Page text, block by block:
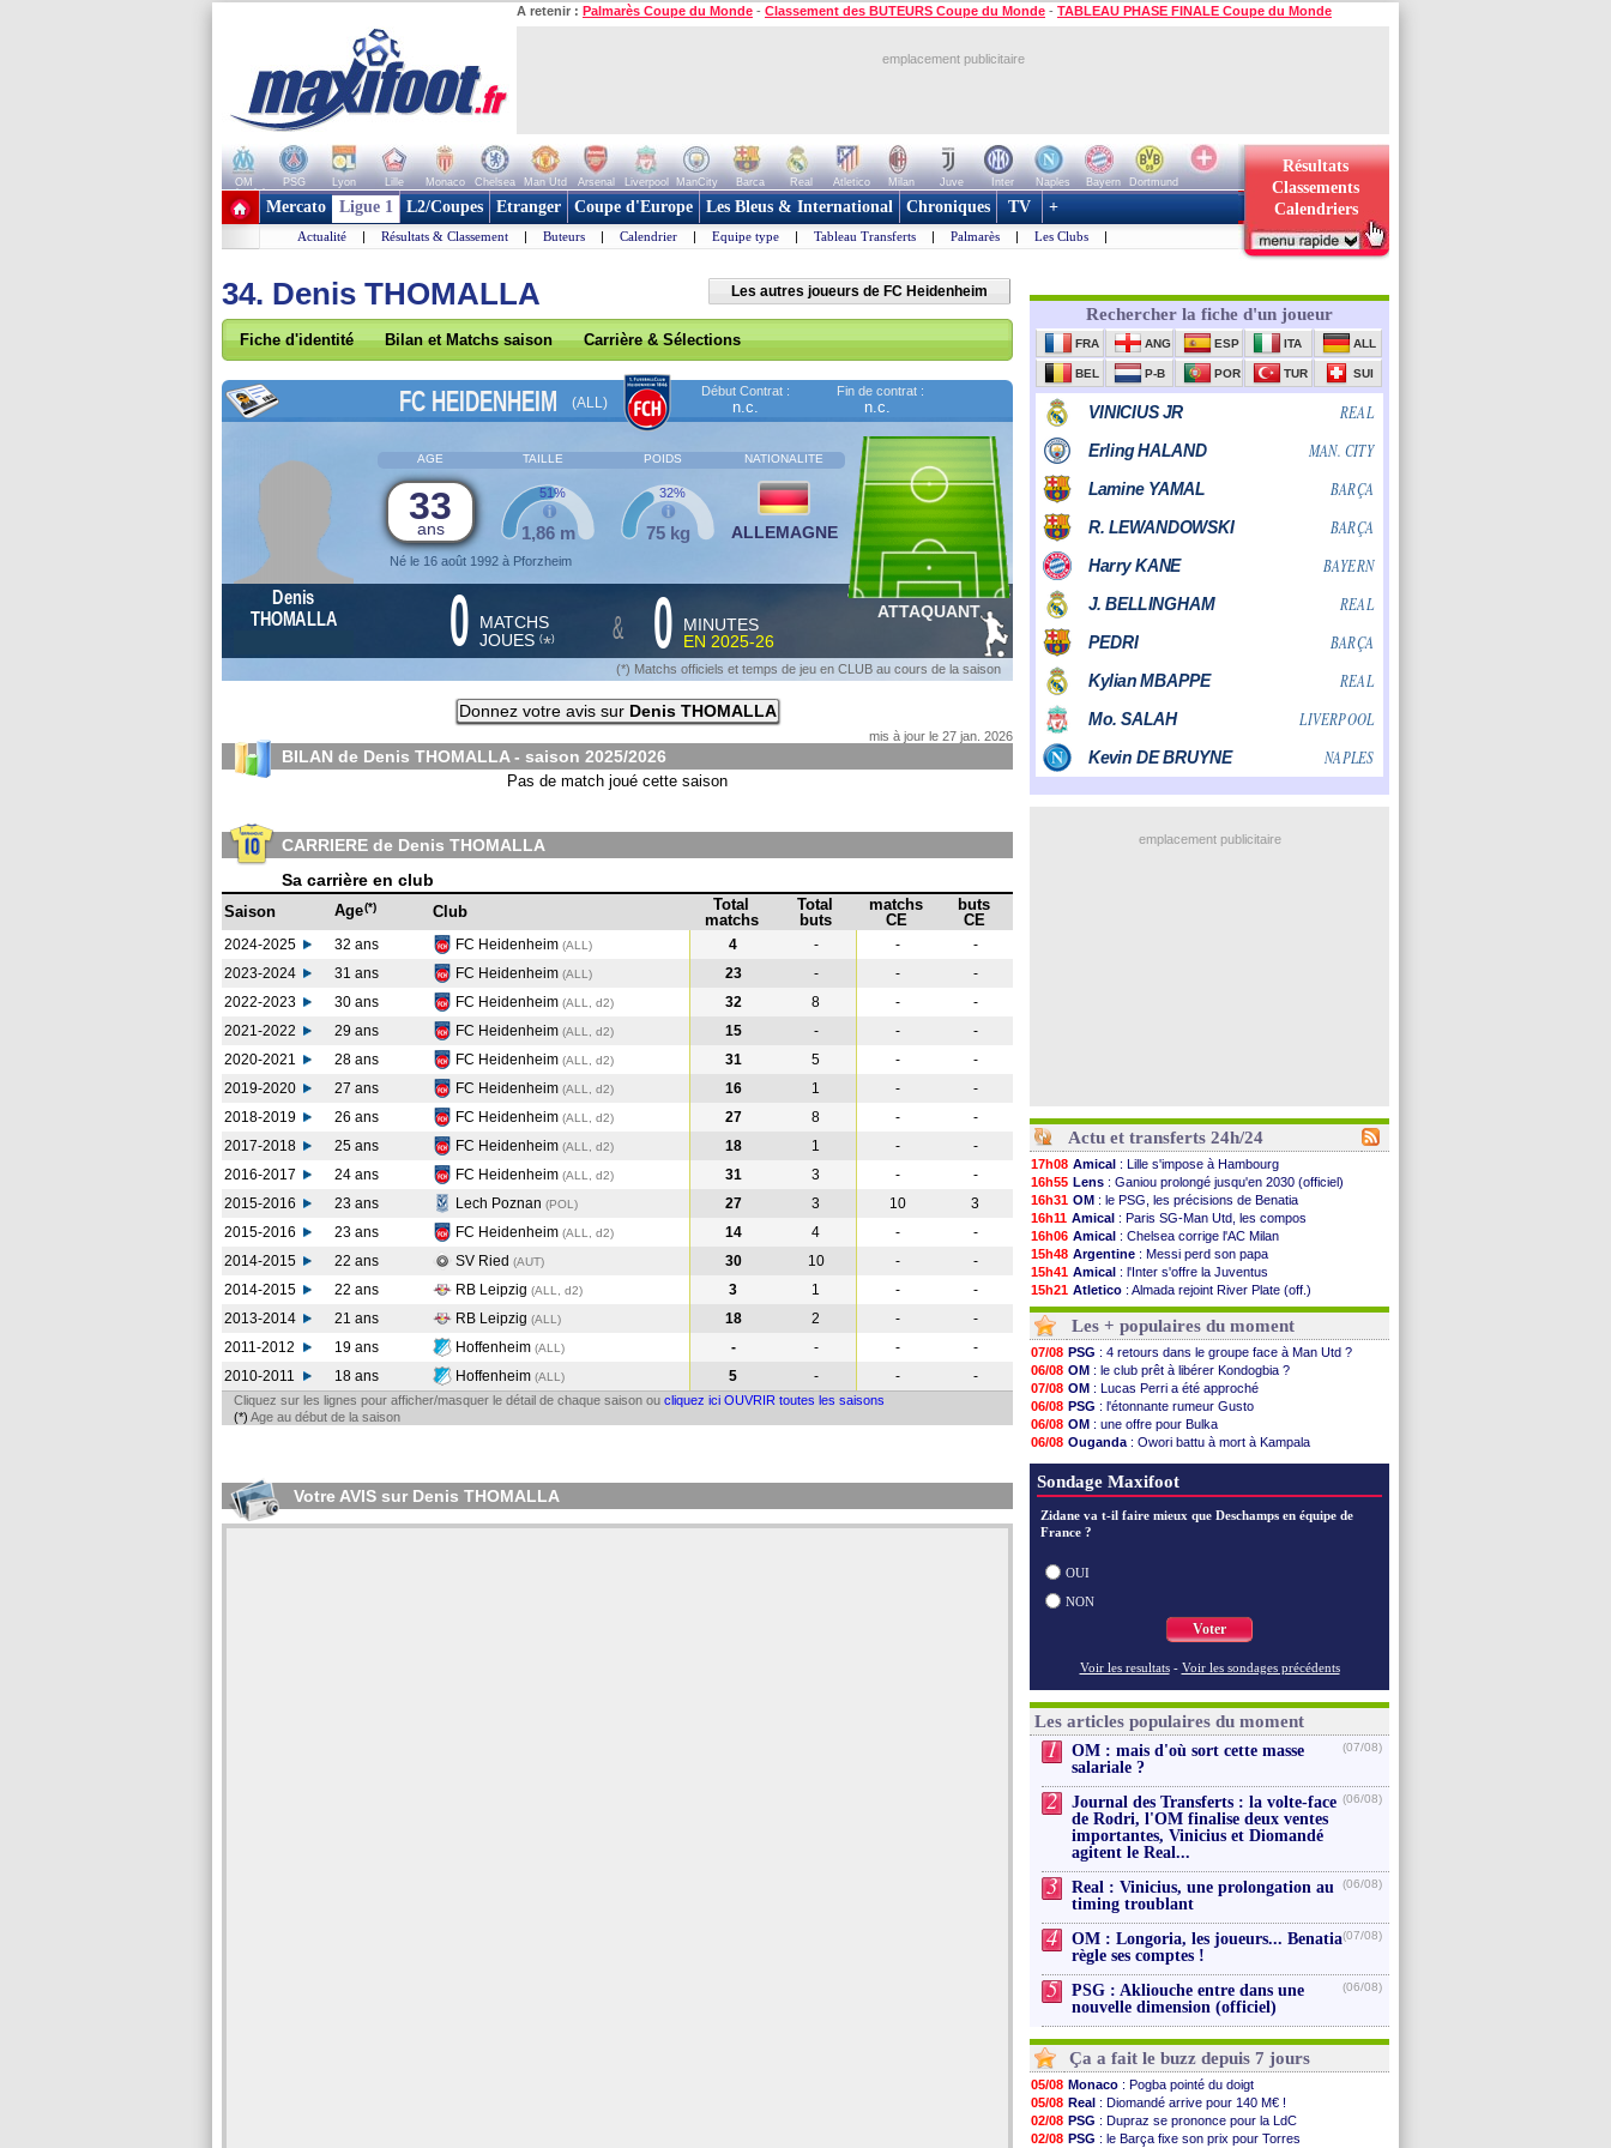
A retenir : Palmarès Coupe du Monde - Classement des BUTEURS Coupe du Monde - TABLEAU PHASE FINALE Coupe du Monde
emplacement publicitaire
OM PSG Lyon Lille Monaco Chelsea Man Utd Arsenal Liverpool ManCity Barca Real Atletico Milan Juve Inter Naples Bayern
Dortmund
+ de clubs
Résultats
Classements
Calendriers
Mercato Ligue 1 L2/Coupes Etranger Coupe d'Europe Les Bleus & International Chroniques TV +
Actualité | Résultats & Classement | Buteurs | Calendrier | Equipe type | Tableau Transferts | Palmarès | Les Clubs |
34. Denis THOMALLA Les autres joueurs de FC Heidenheim
Fiche d'identité Bilan et Matchs saison Carrière & Sélections
FC HEIDENHEIM (ALL)
Début Contrat :
n.c.
Fin de contrat :
n.c.
AGE TAILLE POIDS NATIONALITE
33
ans
Né le 16 août 1992 à Pforzheim
1,86 m
51%
75 kg
32%
ALLEMAGNE
Denis
THOMALLA
0 MATCHS
JOUES (*) & 0
MINUTES
EN 2025-26
ATTAQUANT
(*) Matchs officiels et temps de jeu en CLUB au cours de la saison
Donnez votre avis sur Denis THOMALLA
mis à jour le 27 jan. 2026
BILAN de Denis THOMALLA - saison 2025/2026
Pas de match joué cette saison
CARRIERE de Denis THOMALLA
Sa carrière en club
Saison Age(*) Club
Total
matchs
Total
buts
matchs
CE
buts
CE
2024-2025 32 ans FC Heidenheim (ALL ) 4 - -
-
2023-2024
31 ans FC Heidenheim (ALL ) 23 - -
-
2022-2023
30 ans FC Heidenheim (ALL, d2) 32 8 -
-
2021-2022
29 ans FC Heidenheim (ALL, d2) 15 - -
-
2020-2021
28 ans FC Heidenheim (ALL, d2) 31 5 -
-
2019-2020
27 ans FC Heidenheim (ALL, d2) 16 1 -
-
2018-2019
26 ans FC Heidenheim (ALL, d2) 27 8 -
-
2017-2018
25 ans FC Heidenheim (ALL, d2) 18 1 -
-
2016-2017
24 ans FC Heidenheim (ALL, d2) 31 3 -
-
2015-2016
23 ans Lech Poznan (POL ) 27 3 10
3
2015-2016
23 ans FC Heidenheim (ALL, d2) 14 4 -
-
2014-2015
22 ans SV Ried (AUT) 30 10 -
-
2014-2015
22 ans RB Leipzig (ALL, d2) 3 1 -
-
2013-2014
21 ans RB Leipzig (ALL ) 18 2 -
-
2011-2012
19 ans Hoffenheim (ALL ) - - -
-
2010-2011
18 ans Hoffenheim (ALL ) 5 - - -
Cliquez sur les lignes pour afficher/masquer le détail de chaque saison ou cliquez ici OUVRIR toutes les saisons
(*) Age au début de la saison
Votre AVIS sur Denis THOMALLA
emplacement publicitaire
Actu et transferts 24h/24
17h08 Amical : Lille s'impose à Hambourg
16h55 Lens : Ganiou prolongé jusqu'en 2030 (officiel)
16h31 OM : le PSG, les précisions de Benatia
16h11 Amical : Paris SG-Man Utd, les compos
16h06 Amical : Chelsea corrige l'AC Milan
15h48 Argentine : Messi perd son papa
15h41 Amical : l'Inter s'offre la Juventus
15h21 Atletico : Almada rejoint River Plate (off.)
15h14 Monaco: Camara a la cote en Angleterre
14h59
Amical : encore une défaite pour Strasbourg
14h43 OM: la piste Goore en attaque
14h14
PSG : ça négocie avec le Barça pour Torres
13h59
Amical: Rennes s'incline contre Brentford
13h55
Arsenal: c'est signé pour Guimaraes (officiel)
13h48
Amical: Le Mans concède un nul
13h30
Real: Mourinho durcit les règles
12h49
Amical: Toulouse s'incline lourdement
12h00 Newcastle: Guimarães, le club se défend
11h20 PSG: une deuxième offre pour Suzuki
10h49 PSG
10h10 Heracles
Les + populaires du moment
07/08 PSG : 4 retours dans le groupe face à Man Utd ?
06/08 OM : le club prêt à libérer Kondogbia ?
07/08 OM : Lucas Perri a été approché
06/08 PSG : l'étonnante rumeur Gusto
06/08 OM : une offre pour Bulka
06/08 Ouganda : Owori battu à mort à Kampala
07/08 PSG: Liverpool va proposer 115 M€ pour Barcola
Sondage Maxifoot
Zidane va t-il faire mieux que Deschamps en équipe de
France ?
OUI
NON
Voter
Voir les resultats - Voir les sondages précédents
Les articles populaires du moment
1
OM : mais d'où sort cette masse
salariale ?
(07/08)
2
Journal des Transferts : la volte-face
de Rodri, l'OM finalise deux ventes
importantes, Vinicius et Diomandé
agitent le Real...
(06/08)
3
Real : Vinicius, une prolongation au
timing troublant
(06/08)
4
OM : Longoria, les joueurs... Benatia
règle ses comptes !
(07/08)
5
PSG : Akliouche entre dans une
nouvelle dimension (officiel)
(06/08)
Ça a fait le buzz depuis 7 jours
05/08 Monaco : Pogba pointé du doigt
05/08 Real : Diomandé arrive pour 140 M€ !
02/08 PSG : Dupraz se prononce pour la LdC
02/08 PSG : le Barça fixe son prix pour Torres